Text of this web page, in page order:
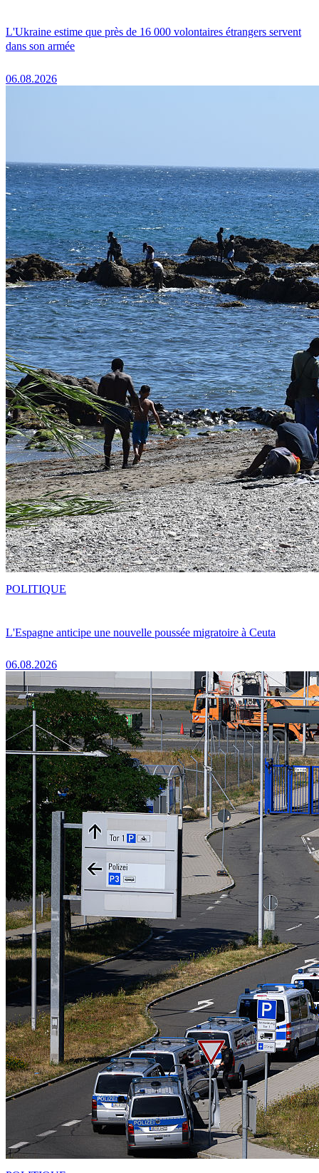
L'Ukraine estime que près de 16 000 volontaires étrangers servent
dans son armée
06.08.2026
L'Espagne anticipe une nouvelle poussée migratoire à Ceuta
06.08.2026
POLITIQUE